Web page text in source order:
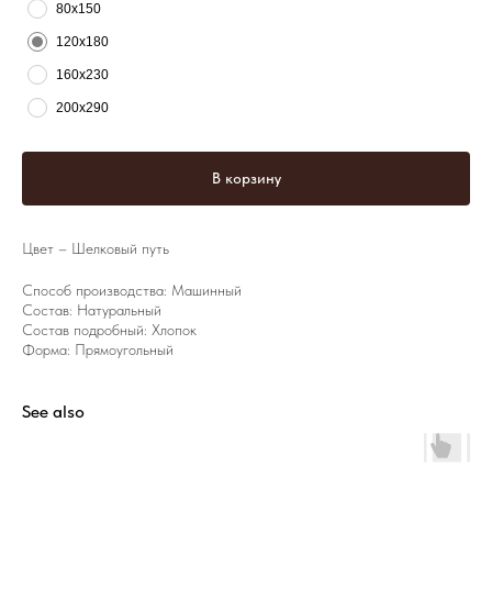
80х150
120х180
160х230
200х290
В корзину
Цвет – Шелковый путь
Способ производства: Машинный
Состав: Натуральный
Состав подробный: Хлопок
Форма: Прямоугольный
See also